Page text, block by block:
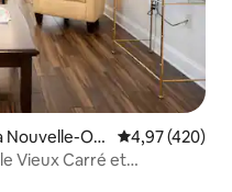
Nouvelle-Orl
Évaluation
4,97 (420)
Vieux Carré et